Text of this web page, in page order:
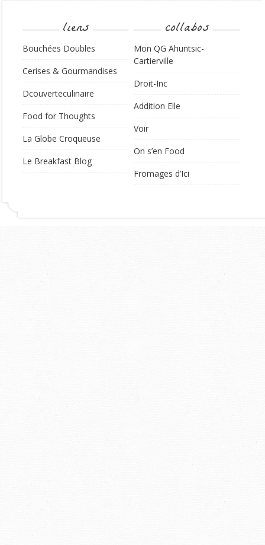
liens
Bouchées Doubles
Cerises & Gourmandises
Dcouverteculinaire
Food for Thoughts
La Globe Croqueuse
Le Breakfast Blog
collabos
Mon QG Ahuntsic-
Cartierville
Droit-Inc
Addition Elle
Voir
On s’en Food
Fromages d’Ici